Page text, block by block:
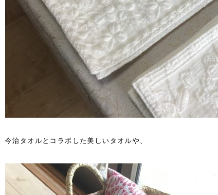
今治タオルとコラボした美しいタオルや、